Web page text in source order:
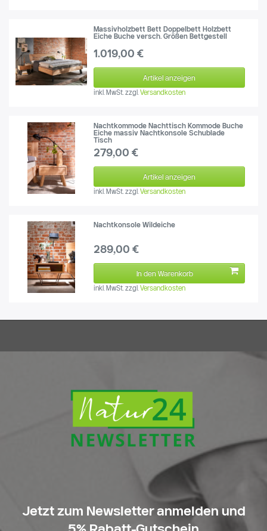
Massivholzbett Bett Doppelbett Holzbett
Eiche Buche versch. Größen Bettgestell
1.019,00 €
Artikel anzeigen
inkl. MwSt. zzgl.Versandkosten
Nachtkommode Nachttisch Kommode Buche
Eiche massiv Nachtkonsole Schublade
Tisch
279,00 €
Artikel anzeigen
inkl. MwSt. zzgl.Versandkosten
Nachtkonsole Wildeiche
289,00 €
In den Warenkorb
inkl. MwSt. zzgl.Versandkosten
Jetzt zum Newsletter anmelden und